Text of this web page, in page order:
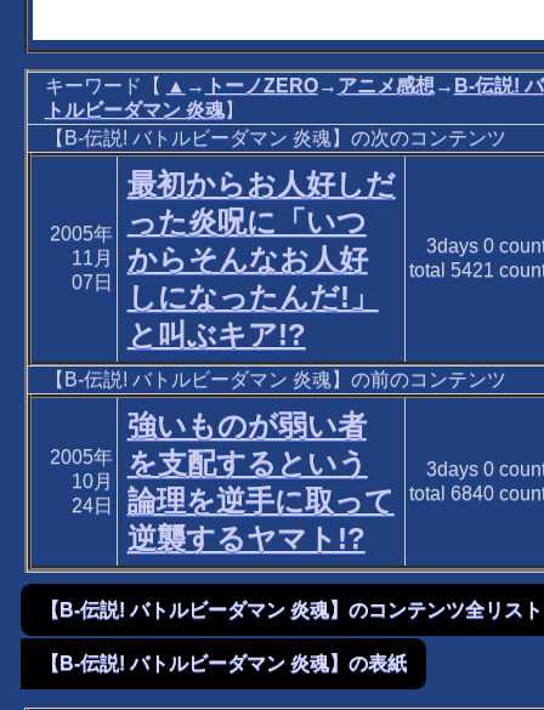
キーワード【 ▲ → トーノZERO→ アニメ感想 → B-伝説! バ
トルビーダマン 炎魂】
【B-伝説! バトルビーダマン 炎魂】の次のコンテンツ
2005年
11月
07日
最初からお人好しだ
った炎呪に「いつ
からそんなお人好
しになったんだ!」
と叫ぶキア!?
3days 0
total 5421
【B-伝説! バトルビーダマン 炎魂】の前のコンテンツ
2005年
10月
24日
強いものが弱い者
を支配するという
論理を逆手に取って
逆襲するヤマト!?
3days 0
total 6840
【B-伝説! バトルビーダマン 炎魂】のコンテンツ全リスト
【B-伝説! バトルビーダマン 炎魂】の表紙